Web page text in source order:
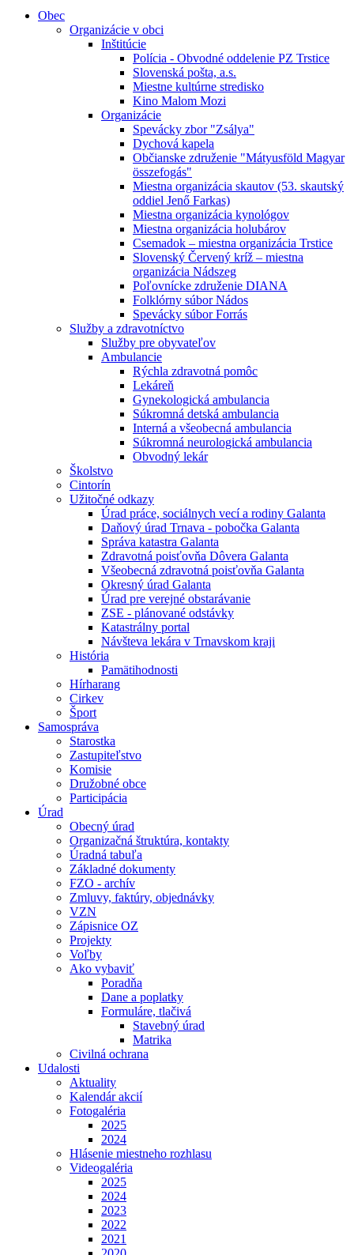
Obec
Organizácie v obci
Inštitúcie
Polícia - Obvodné oddelenie PZ Trstice
Slovenská pošta, a.s.
Miestne kultúrne stredisko
Kino Malom Mozi
Organizácie
Spevácky zbor "Zsálya"
Dychová kapela
Občianske združenie "Mátyusföld Magyar
összefogás"
Miestna organizácia skautov (53. skautský
oddiel Jenő Farkas)
Miestna organizácia kynológov
Miestna organizácia holubárov
Csemadok – miestna organizácia Trstice
Slovenský Červený kríž – miestna
organizácia Nádszeg
Poľovnícke združenie DIANA
Folklórny súbor Nádos
Spevácky súbor Forrás
Služby a zdravotníctvo
Služby pre obyvateľov
Ambulancie
Rýchla zdravotná pomôc
Lekáreň
Gynekologická ambulancia
Súkromná detská ambulancia
Interná a všeobecná ambulancia
Súkromná neurologická ambulancia
Obvodný lekár
Školstvo
Cintorín
Užitočné odkazy
Úrad práce, sociálnych vecí a rodiny Galanta
Daňový úrad Trnava - pobočka Galanta
Správa katastra Galanta
Zdravotná poisťovňa Dôvera Galanta
Všeobecná zdravotná poisťovňa Galanta
Okresný úrad Galanta
Úrad pre verejné obstarávanie
ZSE - plánované odstávky
Katastrálny portal
Návšteva lekára v Trnavskom kraji
História
Pamätihodnosti
Hírharang
Cirkev
Šport
Samospráva
Starostka
Zastupiteľstvo
Komisie
Družobné obce
Participácia
Úrad
Obecný úrad
Organizačná štruktúra, kontakty
Úradná tabuľa
Základné dokumenty
FZO - archív
Zmluvy, faktúry, objednávky
VZN
Zápisnice OZ
Projekty
Voľby
Ako vybaviť
Poradňa
Dane a poplatky
Formuláre, tlačivá
Stavebný úrad
Matrika
Civilná ochrana
Udalosti
Aktuality
Kalendár akcií
Fotogaléria
2025
2024
Hlásenie miestneho rozhlasu
Videogaléria
2025
2024
2023
2022
2021